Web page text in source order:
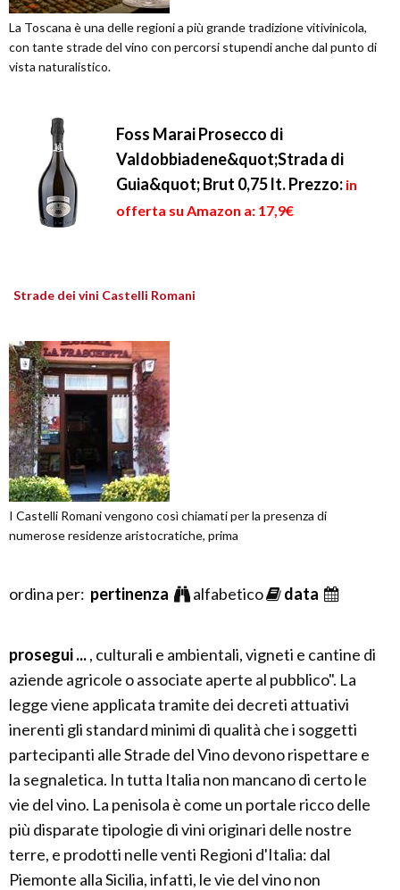
La Toscana è una delle regioni a più grande tradizione vitivinicola,
con tante strade del vino con percorsi stupendi anche dal punto di
vista naturalistico.
Foss Marai Prosecco di
Valdobbiadene&quot;Strada di
Guia&quot; Brut 0,75 lt.Prezzo: in
offerta su Amazon a: 17,9€
Strade dei vini Castelli Romani
I Castelli Romani vengono così chiamati per la presenza di
numerose residenze aristocratiche, prima
ordina per: pertinenza alfabetico data
prosegui ..., culturali e ambientali, vigneti e cantine di
aziende agricole o associate aperte al pubblico". La
legge viene applicata tramite dei decreti attuativi
inerenti gli standard minimi di qualità che i soggetti
partecipanti alle Strade del Vino devono rispettare e
la segnaletica. In tutta Italia non mancano di certo le
vie del vino. La penisola è come un portale ricco delle
più disparate tipologie di vini originari delle nostre
terre, e prodotti nelle venti Regioni d'Italia: dal
Piemonte alla Sicilia, infatti, le vie del vino non